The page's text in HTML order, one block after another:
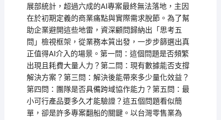
展部統計，超過六成的AI專案最終無法落地，主因
在於初期定義的商業痛點與實際需求脫節。為了幫
助企業避開這些地雷，資深顧問歸納出「思考五
問」檢視框架，從業務本質出發，一步步篩選出真
正值得AI介入的場景。第一問：這個問題是否頻繁
出現且耗費大量人力？第二問：現有數據能否支撐
解決方案？第三問：解決後能帶來多少量化效益？
第四問：團隊是否具備跨域協作能力？第五問：最
小可行產品要多久才能驗證？這五個問題看似簡
單，卻是許多專案翻船的關鍵。以台灣零售業為